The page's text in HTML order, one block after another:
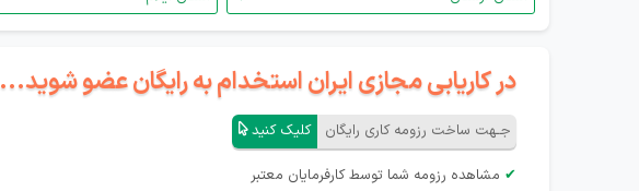
در کاریابی مجازی ایران استخدام به رایگان عضو شوید...
جـهت ساخت رزومه کاری رایگان کلیک کنید
✔ مشاهده رزومه شما توسط کارفرمایان معتبر